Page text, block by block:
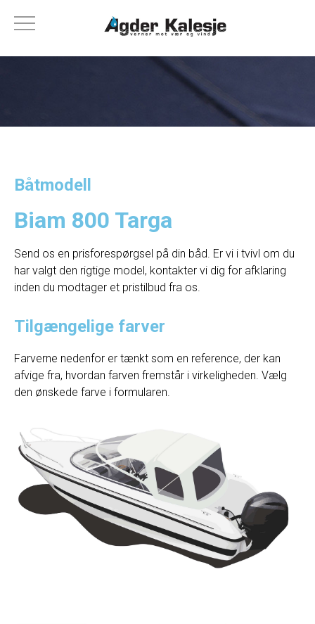
Båtmodell
Biam 800 Targa
Send os en prisforespørgsel på din båd. Er vi i tvivl om du
har valgt den rigtige model, kontakter vi dig for afklaring
inden du modtager et pristilbud fra os.
Tilgængelige farver
Farverne nedenfor er tænkt som en reference, der kan
afvige fra, hvordan farven fremstår i virkeligheden. Vælg
den ønskede farve i formularen.